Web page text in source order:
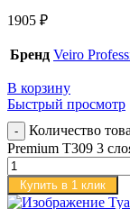
1905 ₽
Бренд Veiro
В корзину
Быстрый просмотр
Количество
Premium T309 3
Купить в 1 клик